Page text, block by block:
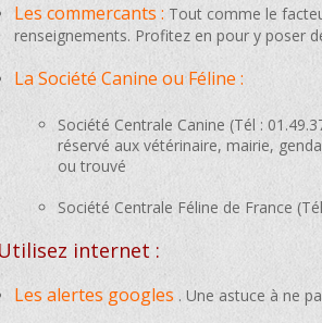
Les commercants : Tout comme le
renseignements. Profitez en pour y poser
La Société Canine ou Féline :
Société Centrale Canine (Tél :
réservé aux vétérinaire, mairie,
ou trouvé
Société Centrale Féline de France
internet :
Les alertes googles . Une astuce à ne